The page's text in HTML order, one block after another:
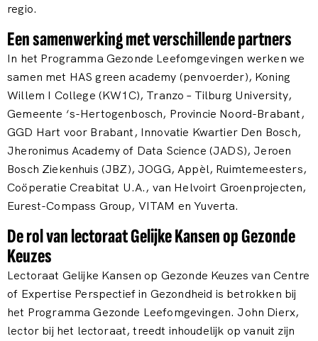
regio.
Een samenwerking met verschillende partners
In het Programma Gezonde Leefomgevingen werken we
samen met HAS green academy (penvoerder), Koning
Willem I College (KW1C), Tranzo – Tilburg University,
Gemeente ‘s-Hertogenbosch, Provincie Noord-Brabant,
GGD Hart voor Brabant, Innovatie Kwartier Den Bosch,
Jheronimus Academy of Data Science (JADS), Jeroen
Bosch Ziekenhuis (JBZ), JOGG, Appèl, Ruimtemeesters,
Coöperatie Creabitat U.A., van Helvoirt Groenprojecten,
Eurest-Compass Group, VITAM en Yuverta.
De rol van lectoraat Gelijke Kansen op Gezonde
Keuzes
Lectoraat Gelijke Kansen op Gezonde Keuzes van Centre
of Expertise Perspectief in Gezondheid is betrokken bij
het Programma Gezonde Leefomgevingen. John Dierx,
lector bij het lectoraat, treedt inhoudelijk op vanuit zijn